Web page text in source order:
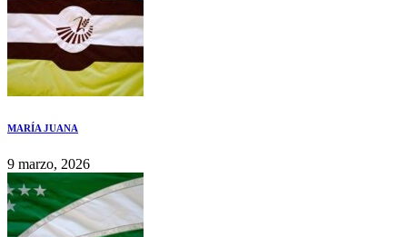
MARÍA JUANA
9 marzo, 2026